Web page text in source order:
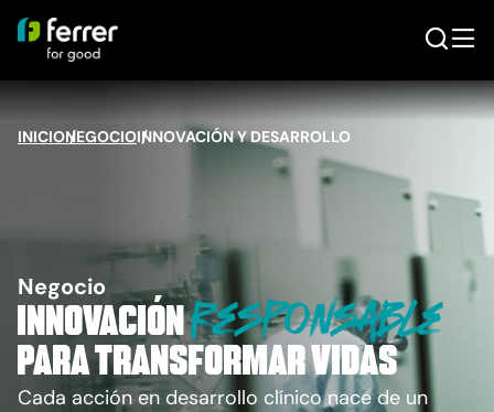
INICIO /
NEGOCIO /
INNOVACIÓN Y DESARROLLO
Negocio
Innovaciónresponsable
para transformar vidas
Cada acción en desarrollo clínico nace de un